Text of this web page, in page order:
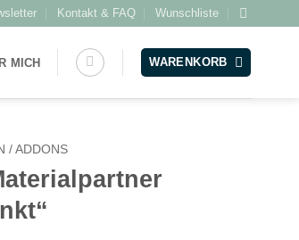
Kontakt & FAQ Wunschliste
MICH WARENKORB
/ ADDONS